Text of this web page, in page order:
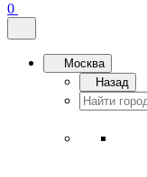
0
Москва
Назад